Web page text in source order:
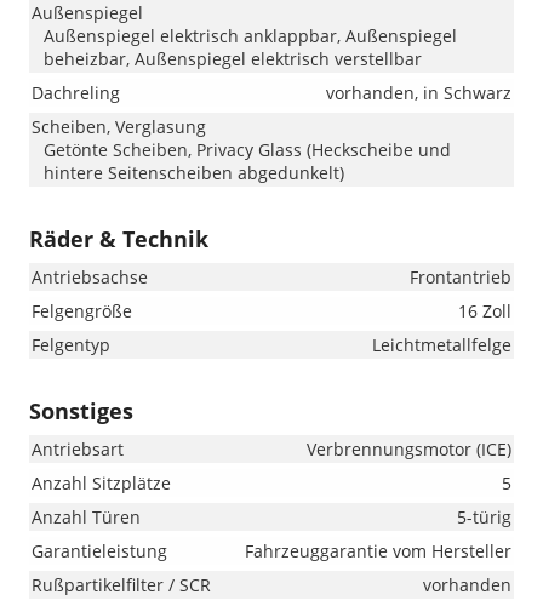
Außenspiegel
Außenspiegel elektrisch anklappbar, Außenspiegel
beheizbar, Außenspiegel elektrisch verstellbar
Dachreling
vorhanden, in Schwarz
Scheiben, Verglasung
Getönte Scheiben, Privacy Glass (Heckscheibe und
hintere Seitenscheiben abgedunkelt)
Räder & Technik
Antriebsachse
Frontantrieb
Felgengröße
16 Zoll
Felgentyp
Leichtmetallfelge
Sonstiges
Antriebsart
Verbrennungsmotor (ICE)
Anzahl Sitzplätze
5
Anzahl Türen
5-türig
Garantieleistung
Fahrzeuggarantie vom Hersteller
Rußpartikelfilter / SCR
vorhanden